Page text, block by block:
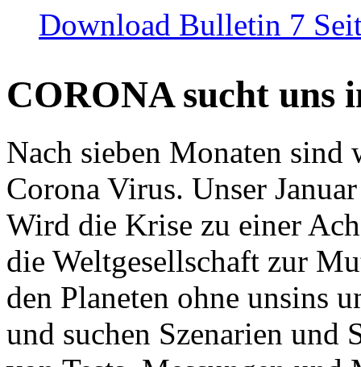
Download Bulletin 7
CORONA sucht uns
Nach sieben Monaten
Corona Virus. Unser
Wird die Krise zu einer
die Weltgesellschaft zur
den Planeten ohne unsins
und suchen Szenarien und